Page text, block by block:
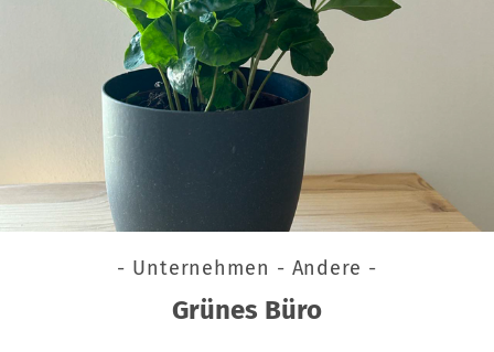
- Unternehmen - Andere -
Grünes Büro